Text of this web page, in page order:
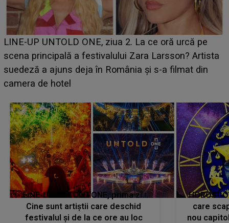
Ce a dezvăluit noua concurentă din "Casa Iubirii" l-a
luat prin surprindere pe Emanuel. CINE ESTE
BĂIATUL VIZAT de Alexandra?! Aflându-se în fața
faptului împlinit, A RECUNOSCUT IMEDIAT: "Am
LINE-UP UNTOLD ONE, prima zi.
Cine sunt artiștii care deschid
festivalul și de la ce ore au loc
care
nou